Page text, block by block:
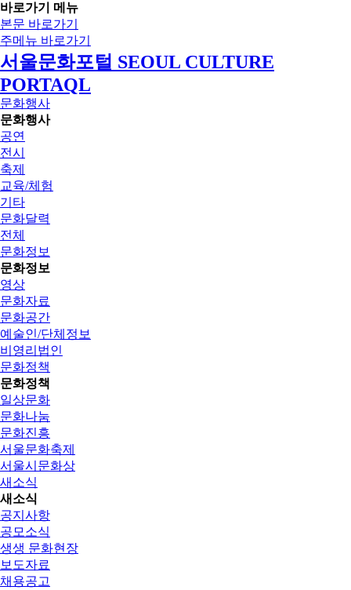
바로가기 메뉴
본문 바로가기
주메뉴 바로가기
서울문화포털 SEOUL CULTURE
PORTAQL
문화행사
문화행사
공연
전시
축제
교육/체험
기타
문화달력
전체
문화정보
문화정보
영상
문화자료
문화공간
예술인/단체정보
비영리법인
문화정책
문화정책
일상문화
문화나눔
문화진흥
서울문화축제
서울시문화상
새소식
새소식
공지사항
공모소식
생생 문화현장
보도자료
채용공고